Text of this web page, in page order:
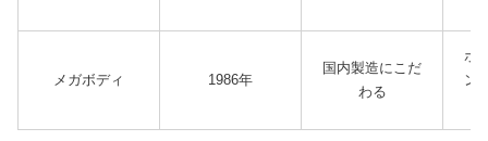
メガボディ 1986年
国内製造にこだ
わる
ホ
ン